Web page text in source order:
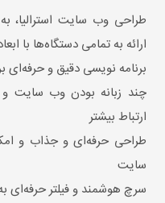
طراحی وب سایت استرالیا،
ارائه به تمامی دستگاه‌ها با
برنامه نویسی دقیق و
چند زبانه بودن وب سایت و
ارتباط بیشتر
طراحی حرفه‌ای و جذاب و
سایت
سرچ هوشمند و فیلتر حرفه‌ای